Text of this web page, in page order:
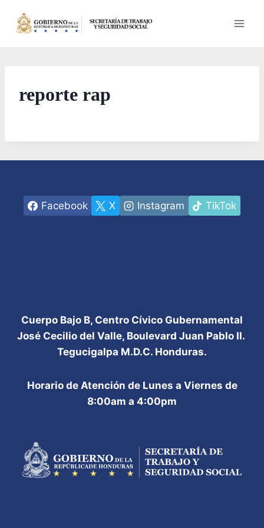
reporte rap
Facebook X Instagram TikTok
Cuerpo Bajo B, Centro Cívico Gubernamental
José Cecilio del Valle, Boulevard Juan Pablo II.
Tegucigalpa M.D.C. Honduras.
Horario de Atención de Lunes a Viernes de
8:00am a 4:00pm